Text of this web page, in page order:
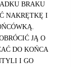
BRAKU
NAKRĘTKĘ I
JĄ O
DO KOŃCA
I GO